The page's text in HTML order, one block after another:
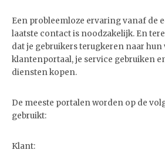
Een probleemloze ervaring vanaf de
laatste contact is noodzakelijk. En
dat je gebruikers terugkeren naar hun
klantenportaal, je service gebruiken
diensten kopen.
De meeste portalen worden op de
gebruikt:
Klant: